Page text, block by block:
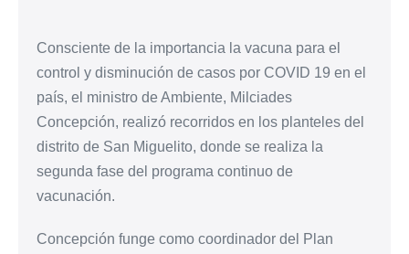
Consciente de la importancia la vacuna para el
control y disminución de casos por COVID 19 en el
país, el ministro de Ambiente, Milciades
Concepción, realizó recorridos en los planteles del
distrito de San Miguelito, donde se realiza la
segunda fase del programa continuo de
vacunación.
Concepción funge como coordinador del Plan